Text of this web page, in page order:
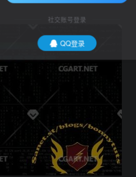
社交账号登录
QQ登录